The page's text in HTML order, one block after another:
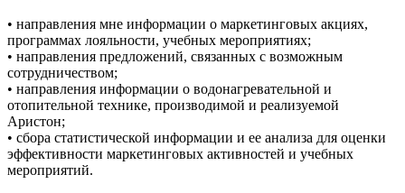
• направления мне информации о маркетинговых акциях,
программах лояльности, учебных мероприятиях;
• направления предложений, связанных с возможным
сотрудничеством;
• направления информации о водонагревательной и
отопительной технике, производимой и реализуемой
Аристон;
• сбора статистической информации и ее анализа для оценки
эффективности маркетинговых активностей и учебных
мероприятий.